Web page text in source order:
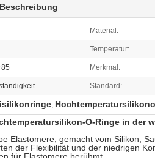
Material:
Temperatur:
Merkmal:
Standard:
,
O-Ringe in der
Elastomere, gemacht vom Silikon,
der Flexibilität und der niedrigen